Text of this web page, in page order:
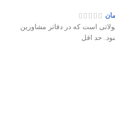
است که در دفاتر مشاورین
حد اقل